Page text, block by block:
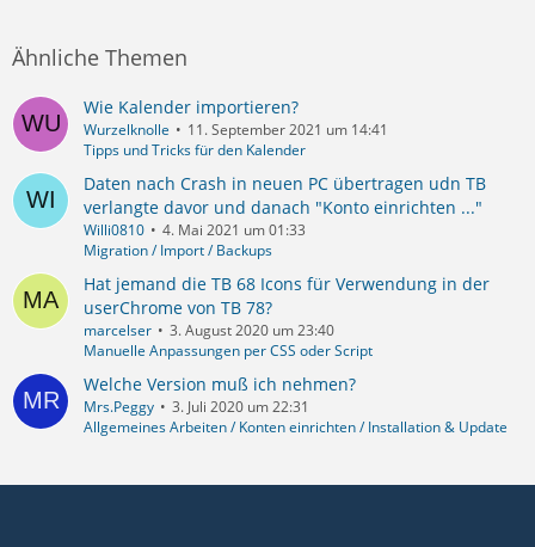
Ähnliche Themen
Wie Kalender importieren?
Wurzelknolle
11. September 2021 um 14:41
Tipps und Tricks für den Kalender
Daten nach Crash in neuen PC übertragen udn TB
verlangte davor und danach "Konto einrichten ..."
Willi0810
4. Mai 2021 um 01:33
Migration / Import / Backups
Hat jemand die TB 68 Icons für Verwendung in der
userChrome von TB 78?
marcelser
3. August 2020 um 23:40
Manuelle Anpassungen per CSS oder Script
Welche Version muß ich nehmen?
Mrs.Peggy
3. Juli 2020 um 22:31
Allgemeines Arbeiten / Konten einrichten / Installation & Update